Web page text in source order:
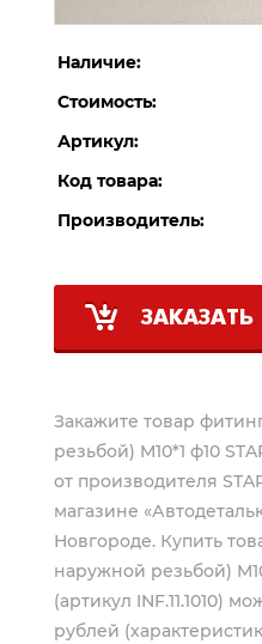
Наличие:
Стоимость:
Артикул:
Код товара:
Производитель:
ЗАКАЗАТЬ
Закажите товар
резьбой) M10*1 ф10
от производителя
магазине
Новгороде. Купить
наружной резьбой)
(артикул INF.11.1010)
рублей